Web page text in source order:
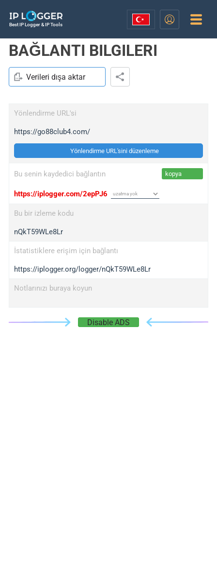
Best IP Logger & IP Tools
BAĞLANTI BILGILERI
Verileri dışa aktar
Yönlendirme URL'si
https://go88club4.com/
Yönlendirme URL'sini düzenleme
Bu senin kaydedici bağlantın kopya
https://iplogger.com/2epPJ6
Bu bir izleme kodu
nQkT59WLe8Lr
İstatistiklere erişim için bağlantı
https://iplogger.org/logger/nQkT59WLe8Lr
Notlarınızı buraya koyun
Disable ADS